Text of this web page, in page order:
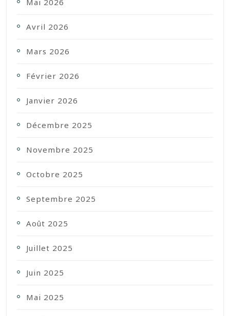
Mai 2026
Avril 2026
Mars 2026
Février 2026
Janvier 2026
Décembre 2025
Novembre 2025
Octobre 2025
Septembre 2025
Août 2025
Juillet 2025
Juin 2025
Mai 2025